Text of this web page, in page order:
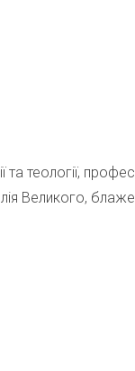
та теології,
Великого,